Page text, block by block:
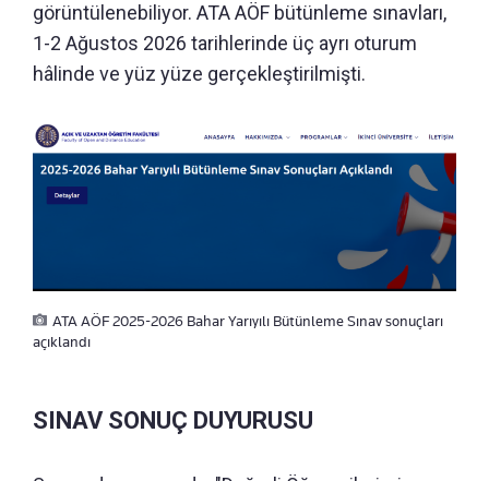
görüntülenebiliyor. ATA AÖF bütünleme sınavları,
1-2 Ağustos 2026 tarihlerinde üç ayrı oturum
hâlinde ve yüz yüze gerçekleştirilmişti.
ATA AÖF 2025-2026 Bahar Yarıyılı Bütünleme Sınav sonuçları
açıklandı
SINAV SONUÇ DUYURUSU